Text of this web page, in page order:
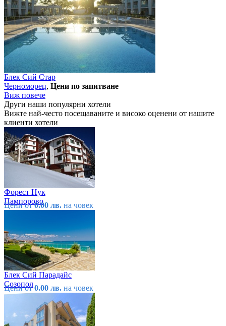
Блек Сий Стар
Черноморец, Цени по запитване
Виж повече
Други наши популярни хотели
Вижте най-често посещаваните и високо оценени от нашите
клиенти хотели
Форест Нук
Пампорово
Цени от0.00 лв. на човек
Блек Сий Парадайс
Созопол
Цени от0.00 лв. на човек